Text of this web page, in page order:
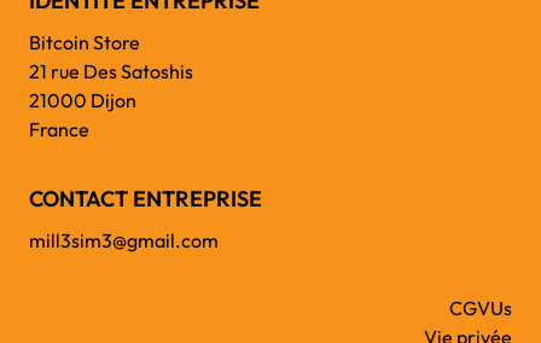
Bitcoin Store
21 rue Des Satoshis
21000 Dijon
France
CONTACT ENTREPRISE
mill3sim3@gmail.com
CGVUs
Vie privée